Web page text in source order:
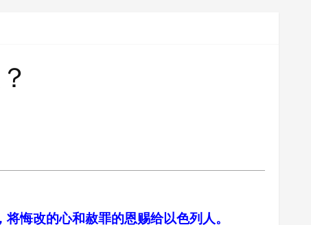
悔改的心和赦罪的恩赐给以色列人。